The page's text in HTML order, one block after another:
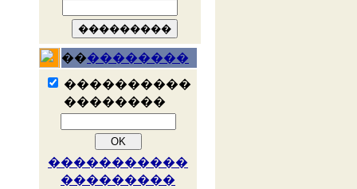
����������
����������
��������
�����������
���������